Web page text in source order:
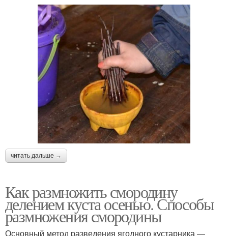
читать дальше →
Как размножить смородину
делением куста осенью. Способы
размножения смородины
Основный метод разведения ягодного кустарника —